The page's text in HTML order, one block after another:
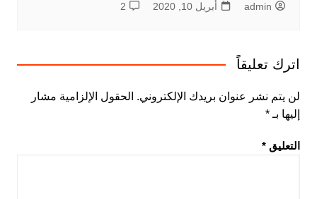
admin أبريل 10, 2020 2
اترك تعليقاً
لن يتم نشر عنوان بريدك الإلكتروني. الحقول الإلزامية مشار
إليها بـ*
التعليق *